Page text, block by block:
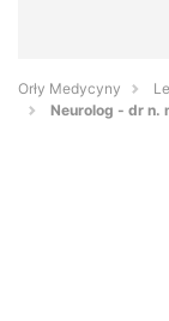
Orły Medycyny
Neurolog - dr n.